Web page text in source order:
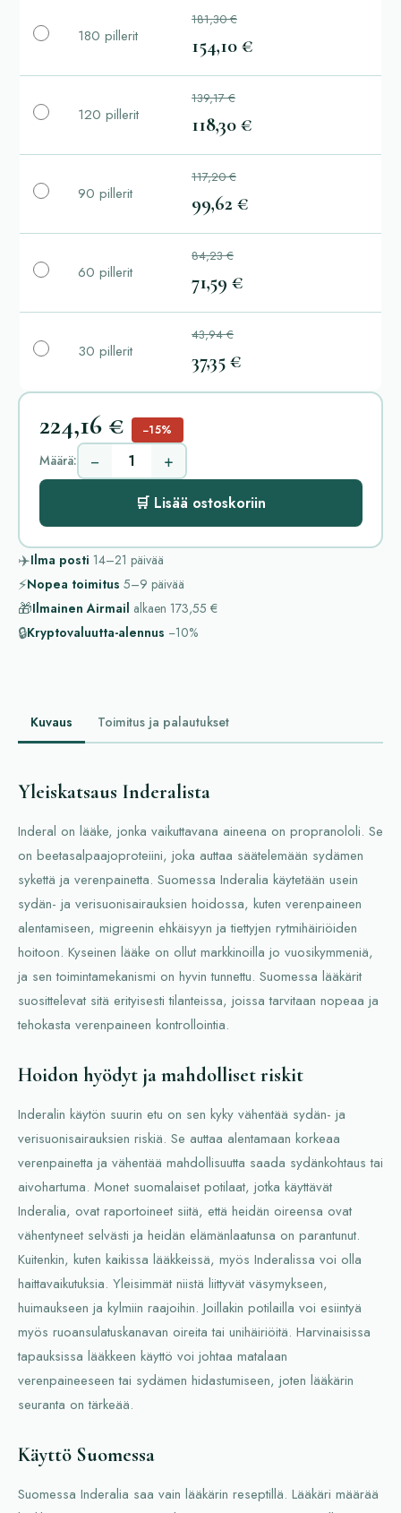
180 pillerit
181,30 €
154,10 €
120 pillerit
139,17 €
118,30 €
90 pillerit
117,20 €
99,62 €
60 pillerit
84,23 €
71,59 €
30 pillerit
43,94 €
37,35 €
224,16 € −15%
Määrä: − +
🛒 Lisää ostoskoriin
✈️Ilma posti 14–21 päivää
⚡Nopea toimitus 5–9 päivää
🎁Ilmainen Airmail alkaen 173,55 €
🔒Kryptovaluutta-alennus −10%
Kuvaus Toimitus ja palautukset
Yleiskatsaus Inderalista
Inderal on lääke, jonka vaikuttavana aineena on propranololi. Se
on beetasalpaajoproteiini, joka auttaa säätelemään sydämen
sykettä ja verenpainetta. Suomessa Inderalia käytetään usein
sydän- ja verisuonisairauksien hoidossa, kuten verenpaineen
alentamiseen, migreenin ehkäisyyn ja tiettyjen rytmihäiriöiden
hoitoon. Kyseinen lääke on ollut markkinoilla jo vuosikymmeniä,
ja sen toimintamekanismi on hyvin tunnettu. Suomessa lääkärit
suosittelevat sitä erityisesti tilanteissa, joissa tarvitaan nopeaa ja
tehokasta verenpaineen kontrollointia.
Hoidon hyödyt ja mahdolliset riskit
Inderalin käytön suurin etu on sen kyky vähentää sydän- ja
verisuonisairauksien riskiä. Se auttaa alentamaan korkeaa
verenpainetta ja vähentää mahdollisuutta saada sydänkohtaus tai
aivohartuma. Monet suomalaiset potilaat, jotka käyttävät
Inderalia, ovat raportoineet siitä, että heidän oireensa ovat
vähentyneet selvästi ja heidän elämänlaatunsa on parantunut.
Kuitenkin, kuten kaikissa lääkkeissä, myös Inderalissa voi olla
haittavaikutuksia. Yleisimmät niistä liittyvät väsymykseen,
huimaukseen ja kylmiin raajoihin. Joillakin potilailla voi esiintyä
myös ruoansulatuskanavan oireita tai unihäiriöitä. Harvinaisissa
tapauksissa lääkkeen käyttö voi johtaa matalaan
verenpaineeseen tai sydämen hidastumiseen, joten lääkärin
seuranta on tärkeää.
Käyttö Suomessa
Suomessa Inderalia saa vain lääkärin reseptillä. Lääkäri määrää